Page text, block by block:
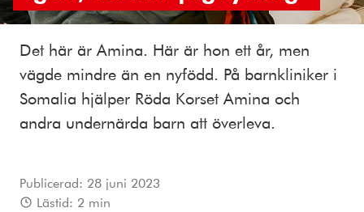
Det här är Amina. Här är hon ett år, men
vägde mindre än en nyfödd. På barnkliniker i
Somalia hjälper Röda Korset Amina och
andra undernärda barn att överleva.
Publicerad: 28 juni 2023
Lästid: 2 min